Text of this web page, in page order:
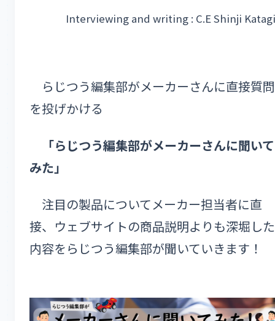
Interviewing and writing : C.E Shinji
らじつう編集部がメーカーさんに直接質問
を投げかける
「らじつう編集部がメーカーさんに聞いて
みた」
注目の製品についてメーカー担当者に直
接、ウェブサイトの商品説明よりも深堀した
内容をらじつう編集部が聞いていきます！